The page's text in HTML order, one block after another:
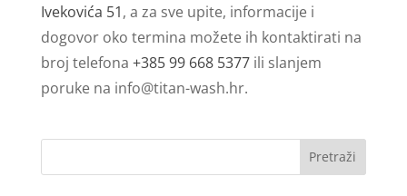
Ivekovića 51, a za sve upite, informacije i
dogovor oko termina možete ih kontaktirati na
broj telefona +385 99 668 5377ili slanjem
poruke na info@titan-wash.hr.